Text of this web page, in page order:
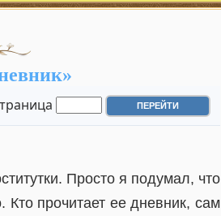
Просто я подумал, что
Кто прочитает ее дневник, сам